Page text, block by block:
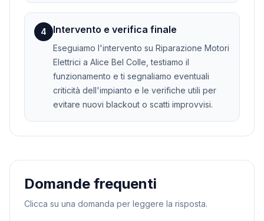
4 Intervento e verifica finale
Eseguiamo l'intervento su Riparazione Motori
Elettrici a Alice Bel Colle, testiamo il
funzionamento e ti segnaliamo eventuali
criticità dell'impianto e le verifiche utili per
evitare nuovi blackout o scatti improvvisi.
Domande frequenti
Clicca su una domanda per leggere la risposta.